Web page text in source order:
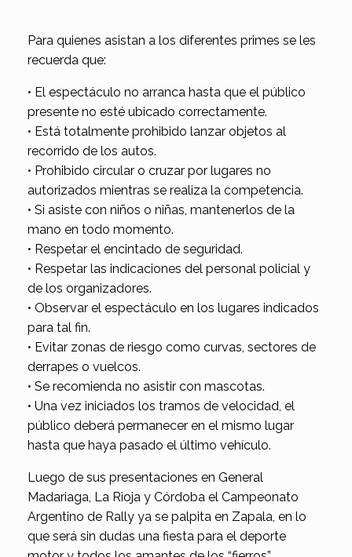
Para quienes asistan a los diferentes primes se les
recuerda que:
• El espectáculo no arranca hasta que el público
presente no esté ubicado correctamente.
• Está totalmente prohibido lanzar objetos al
recorrido de los autos.
• Prohibido circular o cruzar por lugares no
autorizados mientras se realiza la competencia.
• Si asiste con niños o niñas, mantenerlos de la
mano en todo momento.
• Respetar el encintado de seguridad.
• Respetar las indicaciones del personal policial y
de los organizadores.
• Observar el espectáculo en los lugares indicados
para tal fin.
• Evitar zonas de riesgo como curvas, sectores de
derrapes o vuelcos.
• Se recomienda no asistir con mascotas.
• Una vez iniciados los tramos de velocidad, el
público deberá permanecer en el mismo lugar
hasta que haya pasado el último vehículo.
Luego de sus presentaciones en General
Madariaga, La Rioja y Córdoba el Campeonato
Argentino de Rally ya se palpita en Zapala, en lo
que será sin dudas una fiesta para el deporte